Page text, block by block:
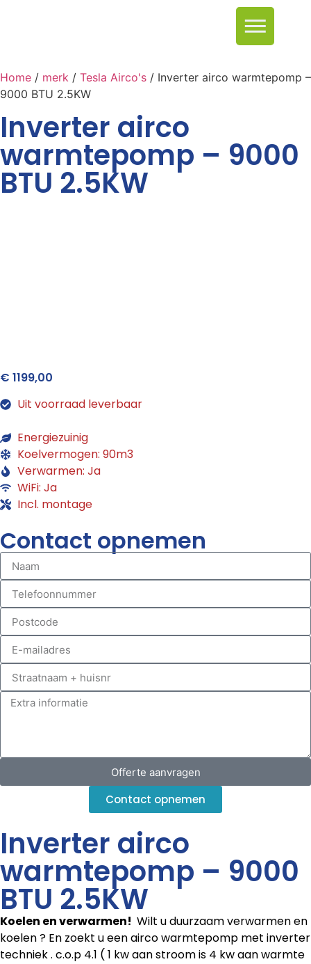
Home / merk / Tesla Airco's / Inverter airco warmtepomp –
9000 BTU 2.5KW
Inverter airco
warmtepomp – 9000
BTU 2.5KW
€ 1199,00
Uit voorraad leverbaar
Energiezuinig
Koelvermogen: 90m3
Verwarmen: Ja
WiFi: Ja
Incl. montage
Contact opnemen
Offerte aanvragen
Contact opnemen
Inverter airco
warmtepomp – 9000
BTU 2.5KW
Koelen en verwarmen! Wilt u duurzaam verwarmen en
koelen ? En zoekt u een airco warmtepomp met inverter
techniek . c.o.p 4.1 ( 1 kw aan stroom is 4 kw aan warmte